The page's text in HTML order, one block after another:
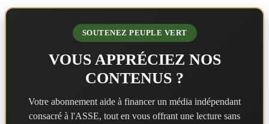
SOUTENEZ PEUPLE VERT
VOUS APPRÉCIEZ NOS
CONTENUS ?
Votre abonnement aide à financer un média indépendant
consacré à l'ASSE, tout en vous offrant une lecture sans